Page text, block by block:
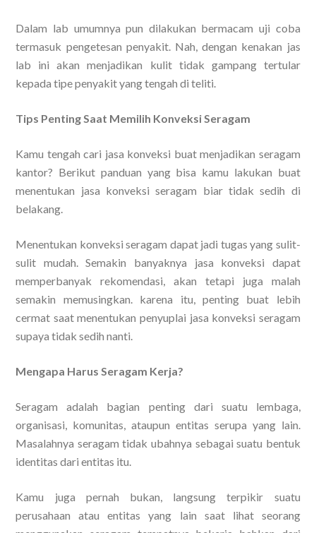
Dalam lab umumnya pun dilakukan bermacam uji coba
termasuk pengetesan penyakit. Nah, dengan kenakan jas
lab ini akan menjadikan kulit tidak gampang tertular
kepada tipe penyakit yang tengah di teliti.
Tips Penting Saat Memilih Konveksi Seragam
Kamu tengah cari jasa konveksi buat menjadikan seragam
kantor? Berikut panduan yang bisa kamu lakukan buat
menentukan jasa konveksi seragam biar tidak sedih di
belakang.
Menentukan konveksi seragam dapat jadi tugas yang sulit-
sulit mudah. Semakin banyaknya jasa konveksi dapat
memperbanyak rekomendasi, akan tetapi juga malah
semakin memusingkan. karena itu, penting buat lebih
cermat saat menentukan penyuplai jasa konveksi seragam
supaya tidak sedih nanti.
Mengapa Harus Seragam Kerja?
Seragam adalah bagian penting dari suatu lembaga,
organisasi, komunitas, ataupun entitas serupa yang lain.
Masalahnya seragam tidak ubahnya sebagai suatu bentuk
identitas dari entitas itu.
Kamu juga pernah bukan, langsung terpikir suatu
perusahaan atau entitas yang lain saat lihat seorang